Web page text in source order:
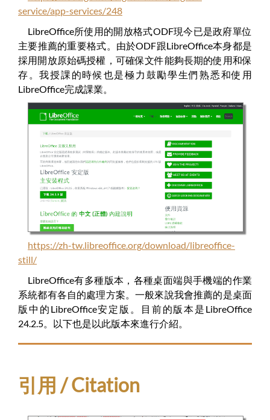
service/app-services/248
LibreOffice所使用的開放格式ODF現今已是政府單位
主要推薦的重要格式。由於ODF跟LibreOffice本身都是
採用開放原始碼授權，可確保文件能夠長期的使用和保
存。我授課的時候也是極力鼓勵學生們熟悉和使用
LibreOffice完成課業。
https://zh-tw.libreoffice.org/download/libreoffice-
still/
LibreOffice有多種版本，各種桌面端與手機端的作業
系統都有各自的處理方案。一般來說我會推薦的是桌面
版中的LibreOffice安定版。目前的版本是LibreOffice
24.2.5。以下也是以此版本來進行介紹。
引用 / Citation